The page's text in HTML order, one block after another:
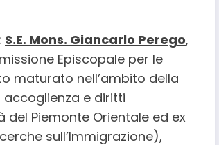
S.E. Mons. Giancarlo Perego,
Episcopale per le
maturato nell’ambito della
accoglienza e diritti
del Piemonte Orientale ed ex
sull’Immigrazione),